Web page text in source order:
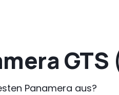
Panamera aus?